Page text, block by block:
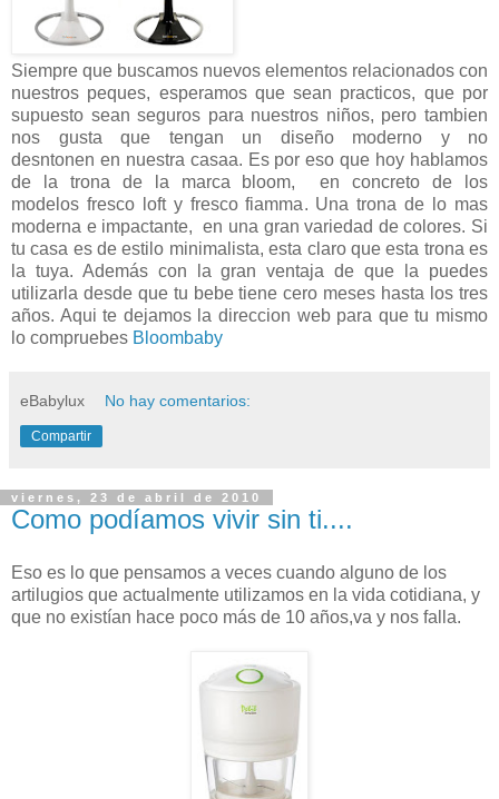
Siempre que buscamos nuevos elementos relacionados con
nuestros peques, esperamos que sean practicos, que por
supuesto sean seguros para nuestros niños, pero tambien
nos gusta que tengan un diseño moderno y no
desntonen en nuestra casaa. Es por eso que hoy hablamos
de la trona de la marca bloom, en concreto de los
modelos fresco loft y fresco fiamma. Una trona de lo mas
moderna e impactante, en una gran variedad de colores. Si
tu casa es de estilo minimalista, esta claro que esta trona es
la tuya. Además con la gran ventaja de que la puedes
utilizarla desde que tu bebe tiene cero meses hasta los tres
años. Aqui te dejamos la direccion web para que tu mismo
lo compruebes Bloombaby
eBabylux No hay comentarios:
Compartir
viernes, 23 de abril de 2010
Como podíamos vivir sin ti....
Eso es lo que pensamos a veces cuando alguno de los
artilugios que actualmente utilizamos en la vida cotidiana, y
que no existían hace poco más de 10 años,va y nos falla.